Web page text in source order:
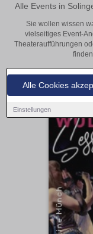
Alle Cookies
Einstellungen
Alle Events in
Sie wollen wissen
vielseitiges Event-
Theateraufführungen